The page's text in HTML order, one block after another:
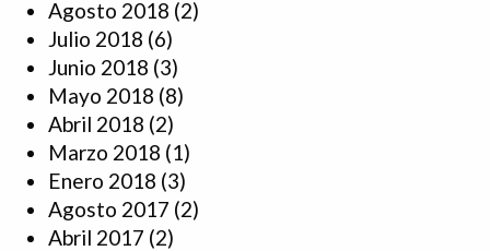
Agosto 2018 (2)
Julio 2018 (6)
Junio 2018 (3)
Mayo 2018 (8)
Abril 2018 (2)
Marzo 2018 (1)
Enero 2018 (3)
Agosto 2017 (2)
Abril 2017 (2)